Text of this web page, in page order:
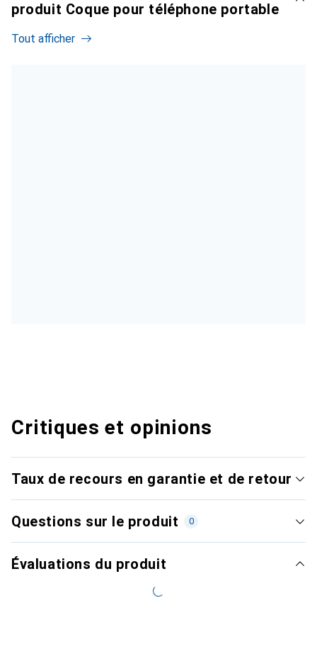
produit Coque pour téléphone portable
Tout afficher
Critiques et opinions
Taux de recours en garantie et de retour
Questions sur le produit 0
Évaluations du produit